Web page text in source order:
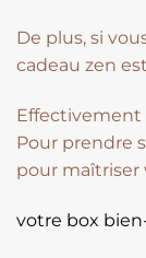
De plus, si
cadeau zen
Effectivement
Pour prendre
pour maîtriser
votre box